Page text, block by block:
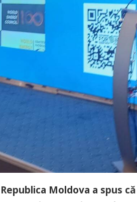
Moldova a spus